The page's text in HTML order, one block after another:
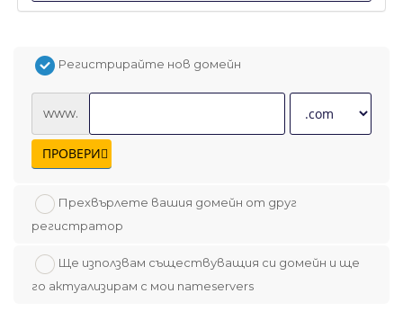
Регистрирайте нов домейн
www.
ПРОВЕРИ
Прехвърлете вашия домейн от друг
регистратор
Ще използвам съществуващия си домейн и ще
го актуализирам с мои nameservers